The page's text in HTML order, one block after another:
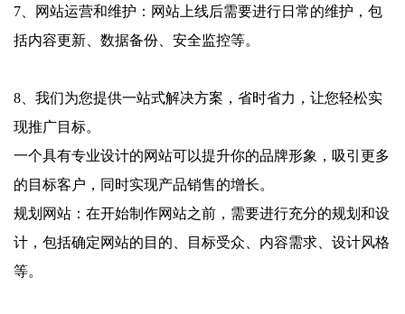
7、网站运营和维护：网站上线后需要进行日常的维护，包
括内容更新、数据备份、安全监控等。
8、我们为您提供一站式解决方案，省时省力，让您轻松实
现推广目标。
一个具有专业设计的网站可以提升你的品牌形象，吸引更多
的目标客户，同时实现产品销售的增长。
规划网站：在开始制作网站之前，需要进行充分的规划和设
计，包括确定网站的目的、目标受众、内容需求、设计风格
等。